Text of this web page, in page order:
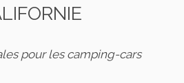
pour les camping-cars